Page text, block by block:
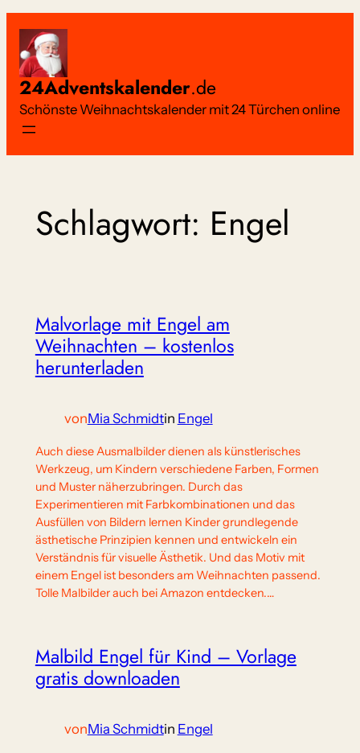
Inhalt
springen
24Adventskalender.de
Schönste Weihnachtskalender mit 24 Türchen online
Schlagwort: Engel
Malvorlage mit Engel am
Weihnachten – kostenlos
herunterladen
vonMia Schmidtin Engel
Auch diese Ausmalbilder dienen als künstlerisches
Werkzeug, um Kindern verschiedene Farben, Formen
und Muster näherzubringen. Durch das
Experimentieren mit Farbkombinationen und das
Ausfüllen von Bildern lernen Kinder grundlegende
ästhetische Prinzipien kennen und entwickeln ein
Verständnis für visuelle Ästhetik. Und das Motiv mit
einem Engel ist besonders am Weihnachten passend.
Tolle Malbilder auch bei Amazon entdecken.…
Malbild Engel für Kind – Vorlage
gratis downloaden
vonMia Schmidtin Engel